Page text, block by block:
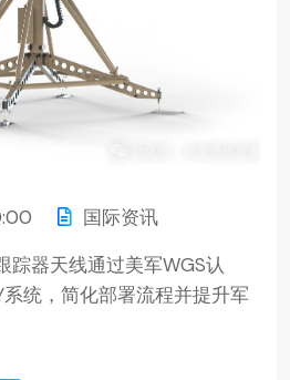
国际资讯
踪器天线通过美军WGS认
统，简化部署流程并提升军